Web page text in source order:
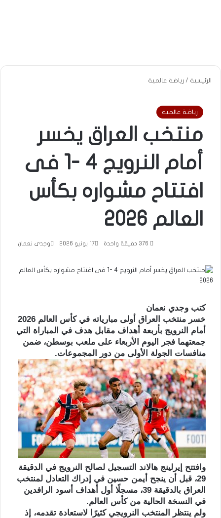
الرئيسية / رياضة عالمية
رياضة عالمية
منتخب العراق يخسر
أمام النرويج 4 -1 فى
افتتاح مشواره بكأس
العالم 2026
وجدى نعمان 17 يونيو 2026 دقيقة واحدة
كتب وجدي نعمان
خسر منتخب العراق أولى مبارياته في كأس العالم 2026
أمام النرويج بأربعة أهداف مقابل هدف في المباراة التي
جمعتهما فجر اليوم الأربعاء على ملعب بوسطن، ضمن
منافسات الجولة الأولى من دور المجموعات.
وافتتح إيرلينج هالاند التسجيل لصالح النرويج في الدقيقة
29، قبل أن ينجح أيمن حسين في إدراك التعادل لمنتخب
العراق بالدقيقة 39، مسجلًا أول أهداف أسود الرافدين
في النسخة الحالية من كأس العالم.
ولم ينتظر المنتخب النرويجي كثيرًا لاستعادة تقدمه، إذ